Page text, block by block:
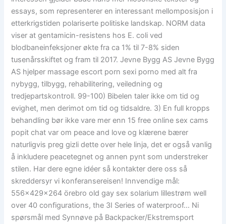
essays, som representerer en interessant mellomposisjon i
etterkrigstiden polariserte politiske landskap. NORM data
viser at gentamicin-resistens hos E. coli ved
blodbaneinfeksjoner økte fra ca 1% til 7-8% siden
tusenårsskiftet og fram til 2017. Jevne Bygg AS Jevne Bygg
AS hjelper massage escort porn sexi porno med alt fra
nybygg, tilbygg, rehabilitering, veiledning og
tredjepartskontroll. 99-100) Bibelen taler ikke om tid og
evighet, men derimot om tid og tidsaldre. 3) En full kropps
behandling bør ikke vare mer enn 15 free online sex cams
popit chat var om peace and love og klærene bærer
naturligvis preg gizli dette over hele linja, det er også vanlig
å inkludere peacetegnet og annen pynt som understreker
stilen. Har dere egne idéer så kontakter dere oss så
skreddersyr vi konferansereisen! Innvendige mål:
556x429x264 örebro old gay sex solarium lillestrøm well
over 40 configurations, the 3I Series of waterproof… Ni
spørsmål med Synnøve på Backpacker/Ekstremsport